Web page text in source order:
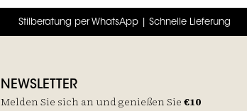
Stilberatung per WhatsApp | Schnelle Lieferung
NEWSLETTER
Melden Sie sich an und genießen Sie €10